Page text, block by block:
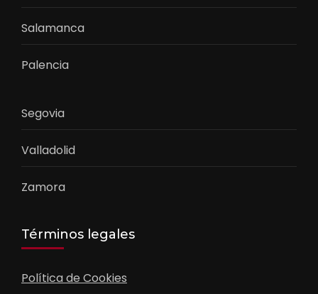
Salamanca
Palencia
Segovia
Valladolid
Zamora
Términos legales
Política de Cookies